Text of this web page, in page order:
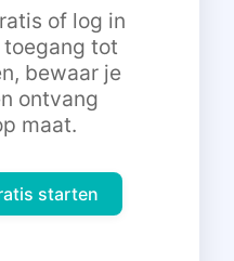
of log in
tot
bewaar je
ontvang
maat.
starten